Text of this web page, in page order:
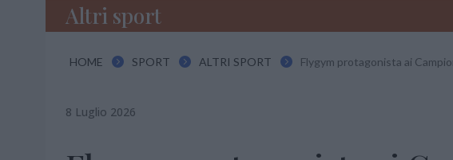
Altri sport
HOME  SPORT  ALTRI SPORT  Flygym protagonista ai
8 Luglio 2026